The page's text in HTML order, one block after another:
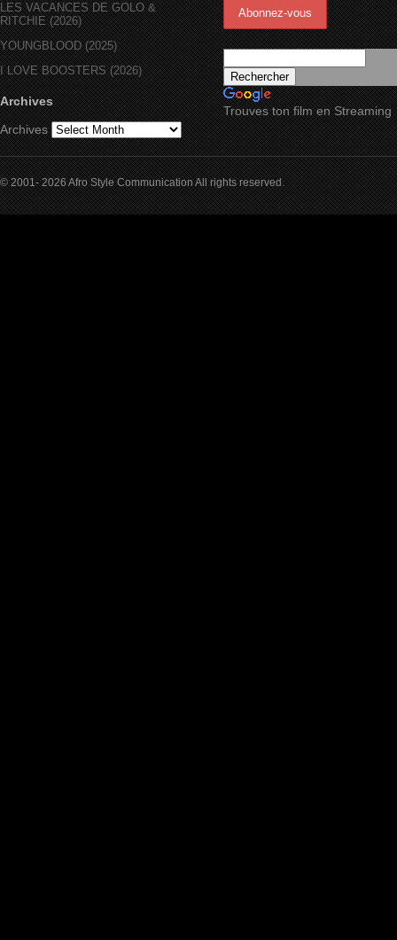
LES VACANCES DE GOLO &
RITCHIE (2026)
YOUNGBLOOD (2025)
I LOVE BOOSTERS (2026)
Archives
Archives
Trouves ton film en Streaming
© 2001- 2026 Afro Style Communication All rights reserved.